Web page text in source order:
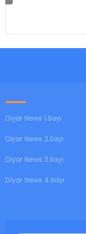
Diyar News 1.Sayı
Diyar News 2.Sayı
Diyar News 3.Sayı
Diyar News 4.Sayı